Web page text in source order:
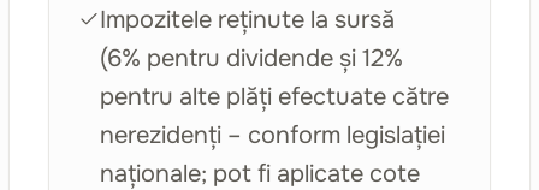
Impozitele reținute la sursă
(6% pentru dividende și 12%
pentru alte plăți efectuate către
nerezidenți – conform legislației
naționale; pot fi aplicate cote